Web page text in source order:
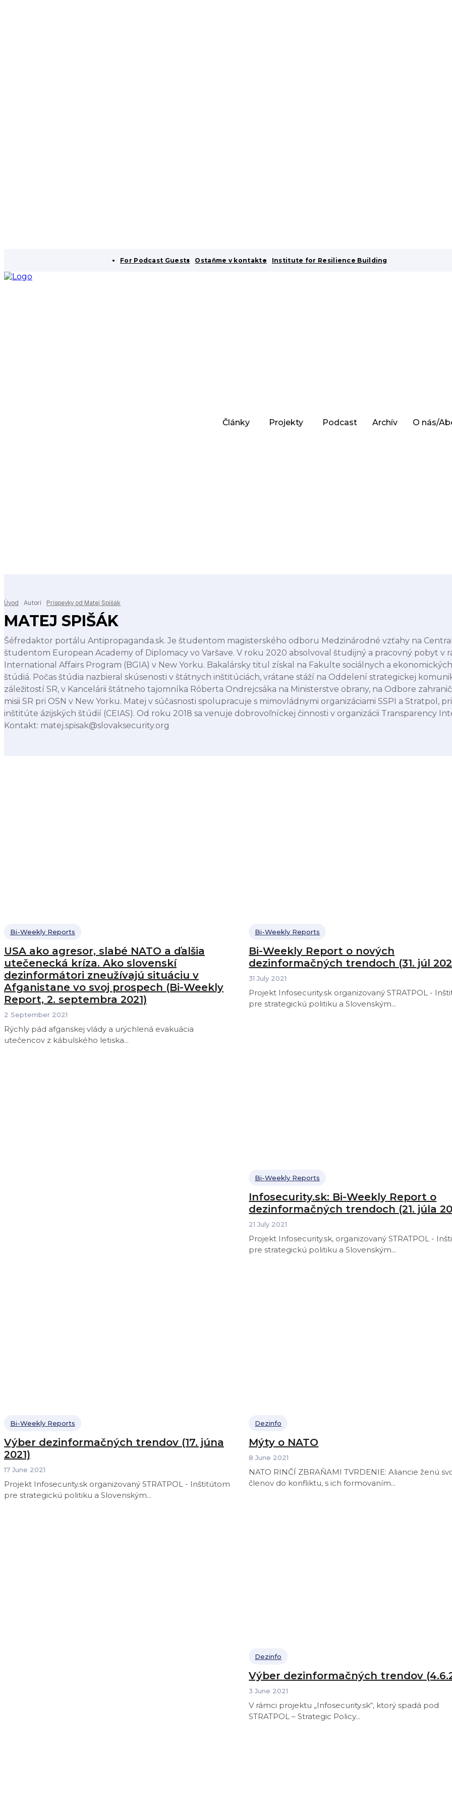
For Podcast Guests Ostaňme v kontakte Institute for Resilience Building
Články Projekty Podcast Archív O nás/
Úvod Autori Príspevky od Matej Spišák
MATEJ SPIŠÁK
Šéfredaktor portálu Antipropaganda.sk. Je študentom magisterského odboru Medzinárodné vzťahy na
študentom European Academy of Diplomacy vo Varšave. V roku 2020 absolvoval študijný a pracovný pobyt v
International Affairs Program (BGIA) v New Yorku. Bakalársky titul získal na Fakulte sociálnych a
štúdiá. Počas štúdia nazbieral skúsenosti v štátnych inštitúciách, vrátane stáží na Oddelení strategickej
záležitostí SR, v Kancelárii štátneho tajomníka Róberta Ondrejcsáka na Ministerstve obrany, na Odbore
misii SR pri OSN v New Yorku. Matej v súčasnosti spolupracuje s mimovládnymi organizáciami SSPI a Stratpol,
inštitúte ázijských štúdií (CEIAS). Od roku 2018 sa venuje dobrovoľníckej činnosti v organizácii Transparency
Kontakt: matej.spisak@slovaksecurity.org
Bi-Weekly Reports
USA ako agresor, slabé NATO a ďalšia
utečenecká kríza. Ako slovenskí
dezinformátori zneužívajú situáciu v
Afganistane vo svoj prospech (Bi-Weekly
Report, 2. septembra 2021)
2 September 2021
Rýchly pád afganskej vlády a urýchlená evakuácia
utečencov z kábulského letiska...
Bi-Weekly Reports
Bi-Weekly Report o nových
dezinformačných trendoch (31. júl
31 July 2021
Projekt Infosecurity.sk organizovaný STRATPOL -
pre strategickú politiku a Slovenským...
Bi-Weekly Reports
Infosecurity.sk: Bi-Weekly Report o
dezinformačných trendoch (21. júla
21 July 2021
Projekt Infosecurity.sk, organizovaný STRATPOL -
pre strategickú politiku a Slovenským...
Bi-Weekly Reports
Výber dezinformačných trendov (17. júna
2021)
17 June 2021
Projekt Infosecurity.sk organizovaný STRATPOL - Inštitútom
pre strategickú politiku a Slovenským...
Dezinfo
Mýty o NATO
8 June 2021
NATO RINČÍ ZBRAŇAMI TVRDENIE: Aliancie ženú svojich
členov do konfliktu, s ich formovaním...
Dezinfo
Výber dezinformačných trendov
3 June 2021
V rámci projektu „Infosecurity.sk“, ktorý spadá pod
STRATPOL – Strategic Policy...